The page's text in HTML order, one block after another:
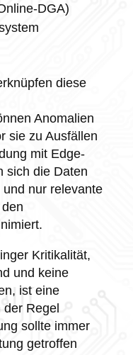
DGA)
diese
Anomalien
sie zu Ausfällen
mit Edge-
sich die Daten
nur relevante
Kritikalität,
und keine
ist eine
Regel
sollte immer
getroffen